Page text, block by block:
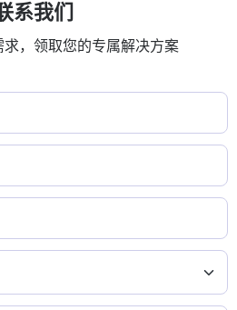
立即开始
系我们
，领取您的专属解决方案